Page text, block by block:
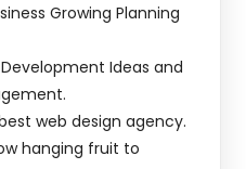
Growing Planning
Ideas and
web design agency.
hanging fruit to